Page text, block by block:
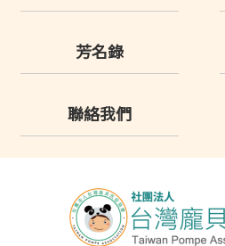
芳名錄
聯絡我們